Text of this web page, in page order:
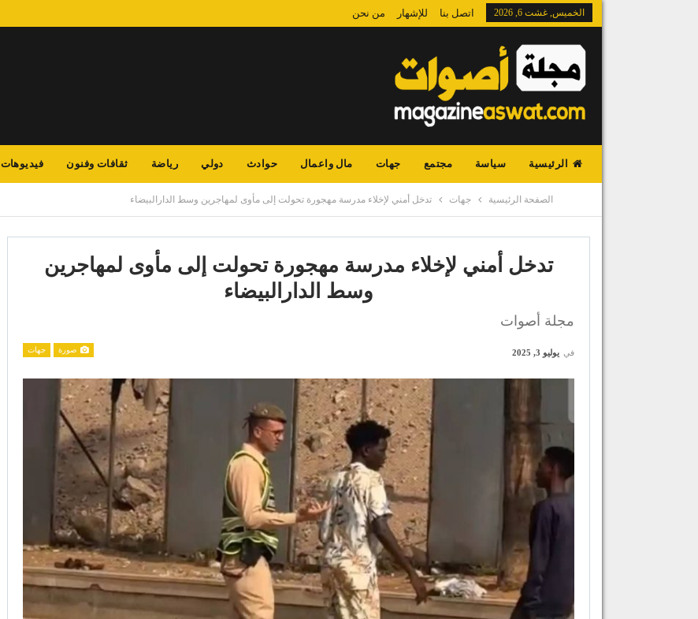
الخميس, غشت 6, 2026 اتصل بنا للإشهار من نحن
الرئيسية سياسة مجتمع جهات مال واعمال حوادث دولي رياضة ثقافات وفنون فيديوهات
الصفحة الرئيسية جهات تدخل أمني لإخلاء مدرسة مهجورة تحولت إلى مأوى لمهاجرين وسط الدارالبيضاء
تدخل أمني لإخلاء مدرسة مهجورة تحولت إلى مأوى لمهاجرين
وسط الدارالبيضاء
مجلة أصوات
صورة جهات في يوليو 3, 2025